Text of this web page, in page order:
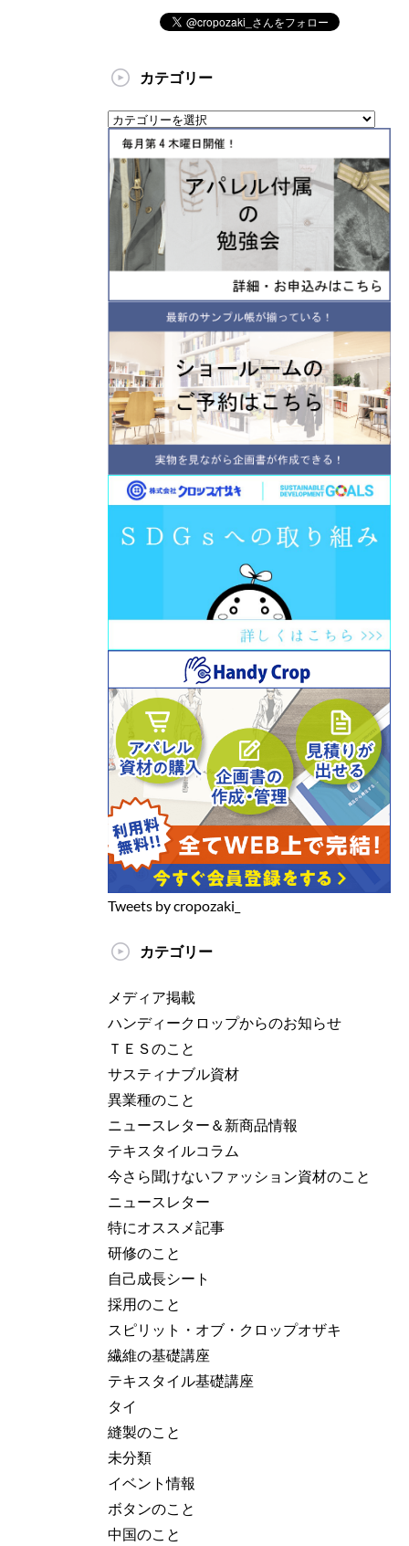
カテゴリー
Tweets by cropozaki_
カテゴリー
メディア掲載
ハンディークロップからのお知らせ
ＴＥＳのこと
サスティナブル資材
異業種のこと
ニュースレター＆新商品情報
テキスタイルコラム
今さら聞けないファッション資材のこと
ニュースレター
特にオススメ記事
研修のこと
自己成長シート
採用のこと
スピリット・オブ・クロップオザキ
繊維の基礎講座
テキスタイル基礎講座
タイ
縫製のこと
未分類
イベント情報
ボタンのこと
中国のこと